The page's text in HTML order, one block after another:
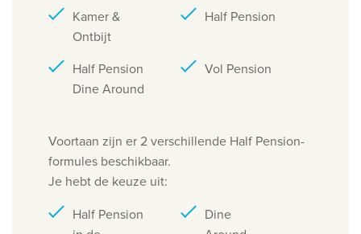
Kamer &
Ontbijt
Half Pension
Half Pension
Dine Around
Vol Pension
Voortaan zijn er 2 verschillende Half Pension-
formules beschikbaar.
Je hebt de keuze uit:
Half Pension
Dine